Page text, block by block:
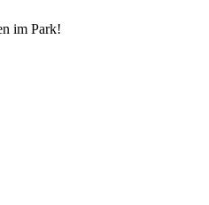
im Park!